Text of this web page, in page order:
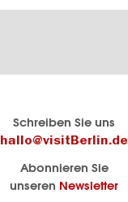
Schreiben Sie uns
hallo@visitBerlin.de
Abonnieren Sie
unseren Newsletter